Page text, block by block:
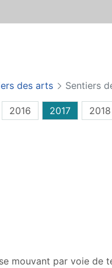
des arts Sentiers
2016 2017 2018
mouvant par voie de